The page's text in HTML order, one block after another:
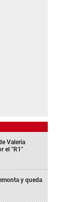
Valeria
el "R1"
y queda